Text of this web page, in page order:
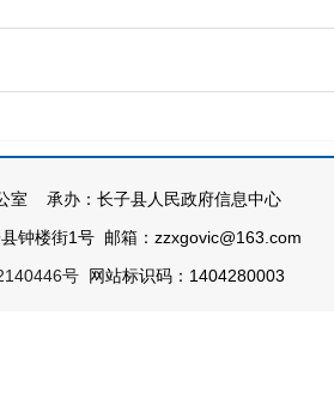
室 承办：长子县人民政府信息中心
钟楼街1号 邮箱：zzxgovic@163.com
号 网站标识码：1404280003